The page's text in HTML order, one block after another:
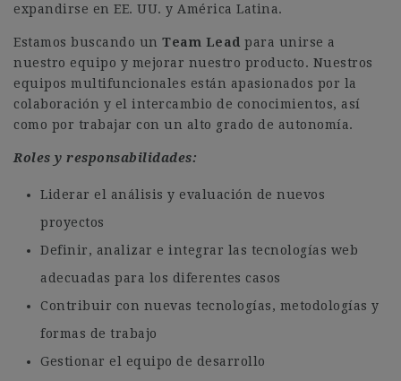
expandirse en EE. UU. y América Latina.
Estamos buscando un Team Lead para unirse a
nuestro equipo y mejorar nuestro producto. Nuestros
equipos multifuncionales están apasionados por la
colaboración y el intercambio de conocimientos, así
como por trabajar con un alto grado de autonomía.
Roles y responsabilidades:
Liderar el análisis y evaluación de nuevos
proyectos
Definir, analizar e integrar las tecnologías web
adecuadas para los diferentes casos
Contribuir con nuevas tecnologías, metodologías y
formas de trabajo
Gestionar el equipo de desarrollo